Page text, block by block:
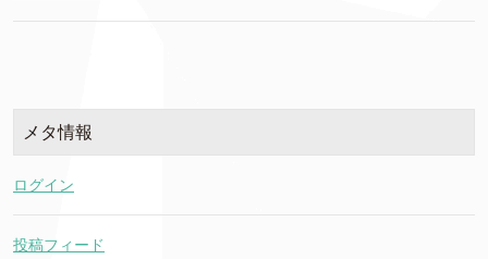
メタ情報
ログイン
投稿フィード